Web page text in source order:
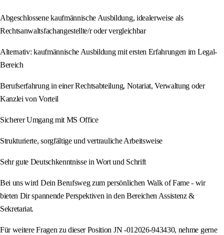
Abgeschlossene kaufmännische Ausbildung, idealerweise als
Rechtsanwaltsfachangestellte/r oder vergleichbar
Alternativ: kaufmännische Ausbildung mit ersten Erfahrungen im Legal-
Bereich
Berufserfahrung in einer Rechtsabteilung, Notariat, Verwaltung oder
Kanzlei von Vorteil
Sicherer Umgang mit MS Office
Strukturierte, sorgfältige und vertrauliche Arbeitsweise
Sehr gute Deutschkenntnisse in Wort und Schrift
Bei uns wird Dein Berufsweg zum persönlichen Walk of Fame - wir
bieten Dir spannende Perspektiven in den Bereichen Assistenz &
Sekretariat.
Für weitere Fragen zu dieser Position JN -012026-943430, nehme gerne